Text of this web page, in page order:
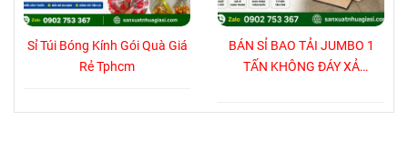
Sỉ Túi Bóng Kính Gói Quà Giá
Rẻ Tphcm
BÁN SỈ BAO TẢI JUMBO 1
TẤN KHÔNG ĐÁY XẢ